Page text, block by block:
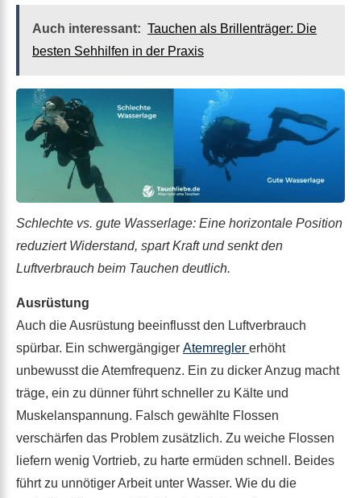
Auch interessant: Tauchen als Brillenträger: Die
besten Sehhilfen in der Praxis
Schlechte vs. gute Wasserlage: Eine horizontale Position
reduziert Widerstand, spart Kraft und senkt den
Luftverbrauch beim Tauchen deutlich.
Ausrüstung
Auch die Ausrüstung beeinflusst den Luftverbrauch
spürbar. Ein schwergängiger Atemregler erhöht
unbewusst die Atemfrequenz. Ein zu dicker Anzug macht
träge, ein zu dünner führt schneller zu Kälte und
Muskelanspannung. Falsch gewählte Flossen
verschärfen das Problem zusätzlich. Zu weiche Flossen
liefern wenig Vortrieb, zu harte ermüden schnell. Beides
führt zu unnötiger Arbeit unter Wasser. Wie du die